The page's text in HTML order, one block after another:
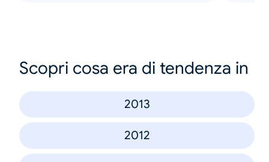
Scopri cosa era di tendenza in
2013
2012